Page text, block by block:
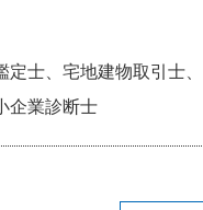
定士、宅地建物取引士
企業診断士